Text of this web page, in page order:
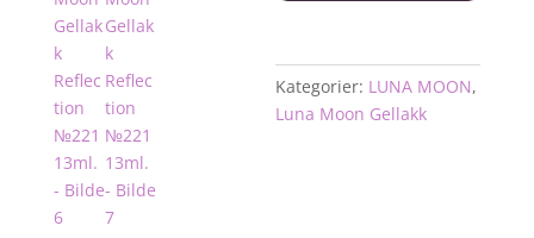
Kategorier: LUNA MOON,
Luna Moon Gellakk